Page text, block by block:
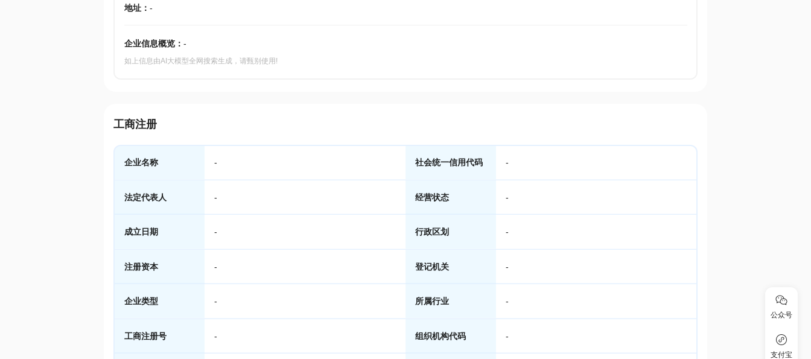
地址： -
企业信息概览： -
如上信息由AI大模型全网搜索生成，请甄别使用!
工商注册
企业名称 - 社会统一信用代码 -
法定代表人 - 经营状态 -
成立日期 - 行政区划 -
注册资本 - 登记机关 -
企业类型 - 所属行业 -
工商注册号 - 组织机构代码 -
公众号
支付宝